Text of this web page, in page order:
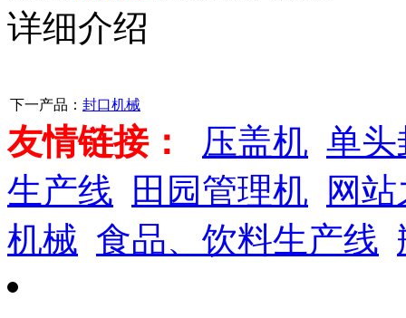
详细介绍
下一产品： 封口机械
友情链接： 压盖机 单头
生产线
田园管理机
网
机械 食品、饮料生产线